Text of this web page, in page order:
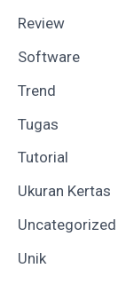
Review
Software
Trend
Tugas
Tutorial
Ukuran Kertas
Uncategorized
Unik